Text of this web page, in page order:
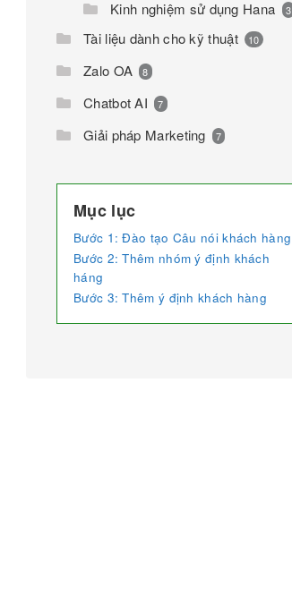
Kinh nghiệm sử dụng Hana 3
Tài liệu dành cho kỹ thuật 10
Zalo OA 8
Chatbot AI 7
Giải pháp Marketing 7
Mục lục
Bước 1: Đào tạo Câu nói khách hàng
Bước 2: Thêm nhóm ý định khách
háng
Bước 3: Thêm ý định khách hàng